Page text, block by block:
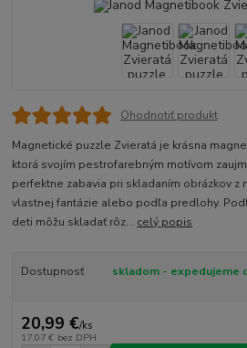
Ohodnotiť produkt
Magnetické puzzle Zvieratá je krásna
ktorá svojím pestrofarebným motívom
perfektne zabavia pri skladaním obrázkov z
vlastnej fantázie alebo podľa predlohy.
deti môžu skladať rôz... celý popis
Dostupnosť skladom - expedujeme
20,99 €/ks
17,07 € bez DPH